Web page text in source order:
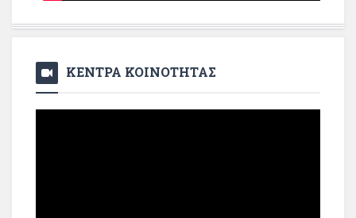
ΚΕΝΤΡΑ ΚΟΙΝΟΤΗΤΑΣ